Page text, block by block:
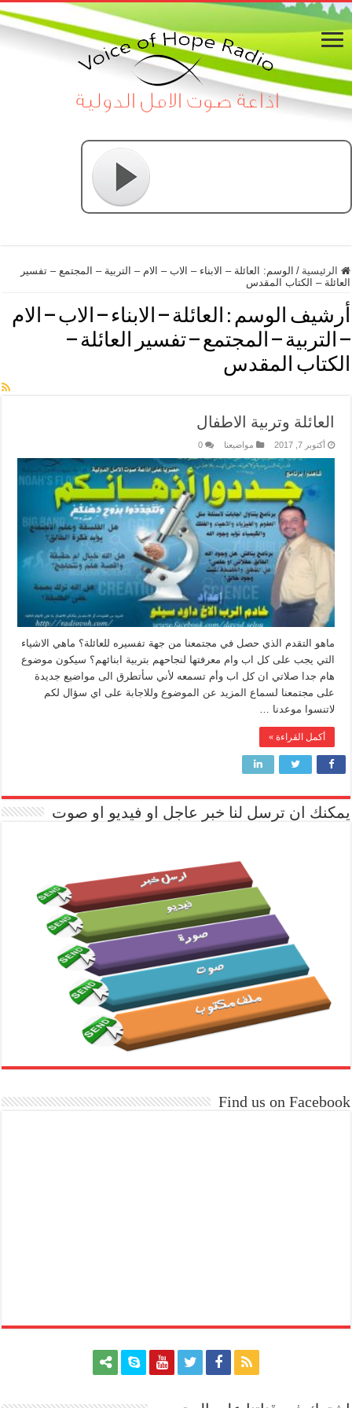
الرئيسية / الوسم:
العائلة – الابناء – الاب – الام – التربية – المجتمع – تفسير
العائلة – الكتاب المقدس
أرشيف الوسم : العائلة – الابناء – الاب – الام
– التربية – المجتمع – تفسير العائلة –
الكتاب المقدس
العائلة وتربية الاطفال
أكتوبر 7, 2017 مواضيعنا 0
ماهو التقدم الذي حصل في مجتمعنا من جهة تفسيره للعائلة؟ ماهي الاشياء
التي يجب على كل اب وام معرفتها لنجاحهم بتربية ابنائهم؟ سيكون موضوع
هام جدا صلاتي ان كل اب وأم تسمعه لأني سأتطرق الى مواضيع جديدة
على مجتمعنا لسماع المزيد عن الموضوع وللاجابة على اي سؤال لكم
لاتنسوا موعدنا …
أكمل القراءة »
يمكنك ان ترسل لنا خبر عاجل او فيديو او صوت
Find us on Facebook